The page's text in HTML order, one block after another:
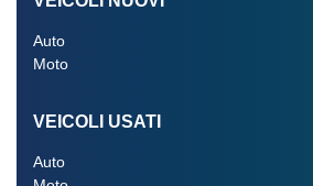
Auto
Moto
VEICOLI USATI
Auto